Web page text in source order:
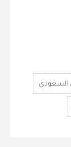
السعودي